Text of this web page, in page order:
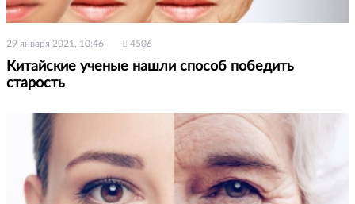
29 января 2021, 10:46 4506
Китайские ученые нашли способ победить
старость